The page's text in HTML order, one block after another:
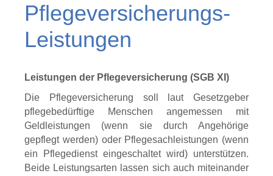
Pflegeversicherungs-
Leistungen
Leistungen der Pflegeversicherung (SGB XI)
Die Pflegeversicherung soll laut Gesetzgeber
pflegebedürftige Menschen angemessen mit
Geldleistungen (wenn sie durch Angehörige
gepflegt werden) oder Pflegesachleistungen (wenn
ein Pflegedienst eingeschaltet wird) unterstützen.
Beide Leistungsarten lassen sich auch miteinander